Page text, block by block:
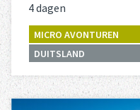
4 dagen
MICRO AVONTUREN
DUITSLAND